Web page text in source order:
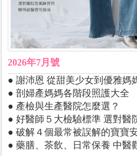
2026年7月號
● 謝沛恩 從甜美少女到優雅媽
● 剖婦產媽媽各階段照護大全
● 產檢與生產醫院怎麼選？
● 好醫師５大檢驗標準 選對醫
● 破解４個最常被誤解的寶寶
● 藥膳、茶飲、日常保養 中醫